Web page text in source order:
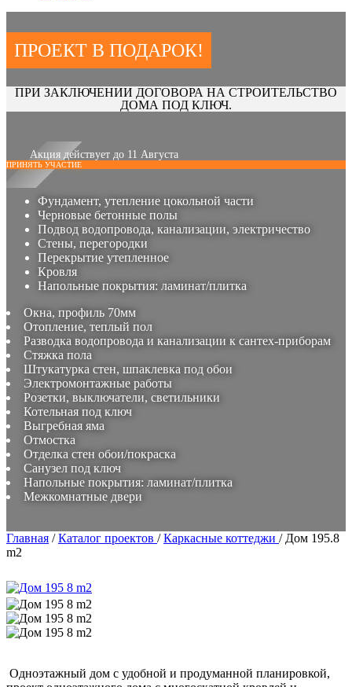
ПРОЕКТ В ПОДАРОК!
ПРИ ЗАКЛЮЧЕНИИ ДОГОВОРА НА СТРОИТЕЛЬСТВО
ДОМА ПОД КЛЮЧ.
Акция действует до 11 Августа
ПРИНЯТЬ УЧАСТИЕ
Фундамент, утепление цокольной части
Черновые бетонные полы
Подвод водопровода, канализации, электричество
Стены, перегородки
Перекрытие утепленное
Кровля
Напольные покрытия: ламинат/плитка
Окна, профиль 70мм
Отопление, теплый пол
Разводка водопровода и канализации к сантех-приборам
Стяжка пола
Штукатурка стен, шпаклевка под обои
Электромонтажные работы
Розетки, выключатели, светильники
Котельная под ключ
Выгребная яма
Отмостка
Отделка стен обои/покраска
Санузел под ключ
Напольные покрытия: ламинат/плитка
Межкомнатные двери
Главная /Каталог проектов /Каркасные коттеджи / Дом 195.8
m2
Одноэтажный дом с удобной и продуманной планировкой,